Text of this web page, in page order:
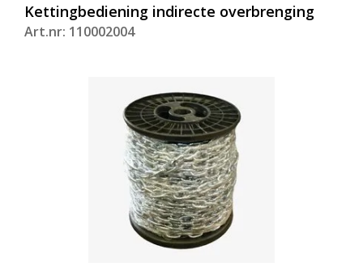
Kettingbediening indirecte overbrenging
Art.nr: 110002004